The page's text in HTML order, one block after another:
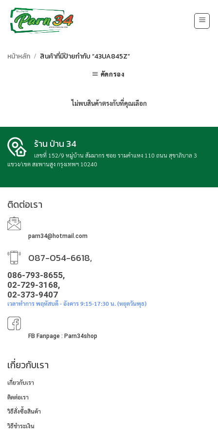
content
หน้าหลัก / สินค้าที่มีป้ายกำกับ “43UA845Z”
คัดกรอง
ไม่พบสินค้าตรงกับที่คุณเลือก
ร้าน ป่าน 34
เลขที่ 152/9 หมู่บ้าน สัมมากร ซอย รามคำแหง 110 ถนน สุขาภิบาล 3
แขวง/เขต สะพานสูง กรุงเทพฯ 10240
ติดต่อเรา
parn34@hotmail.com
087-054-6618,
086-793-8655,
02-729-3168,
02-373-9407
เวลาทำการ พฤหัสบดี - อังคาร 9:15-17:30 น. (หยุดวันพุธ)
FB Fanpage : Parn34shop
เกี่ยวกับเรา
เกี่ยวกับเรา
ติดต่อเรา
วิธีสั่งซื้อสินค้า
วิธีชำระเงิน